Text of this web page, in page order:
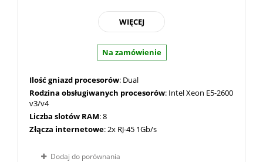
WIĘCEJ
Na zamówienie
Ilość gniazd procesorów: Dual
Rodzina obsługiwanych procesorów: Intel Xeon E5-2600
v3/v4
Liczba slotów RAM: 8
Złącza internetowe: 2x RJ-45 1Gb/s
Dodaj do porównania